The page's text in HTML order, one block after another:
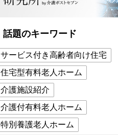
話題のキーワード
サービス付き高齢者向け住宅
住宅型有料老人ホーム
介護施設紹介
介護付有料老人ホーム
特別養護老人ホーム